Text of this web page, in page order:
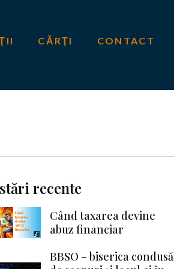
CĂRŢI CONTACT
recente
Când taxarea devine
abuz financiar
BBSO – biserica condusă